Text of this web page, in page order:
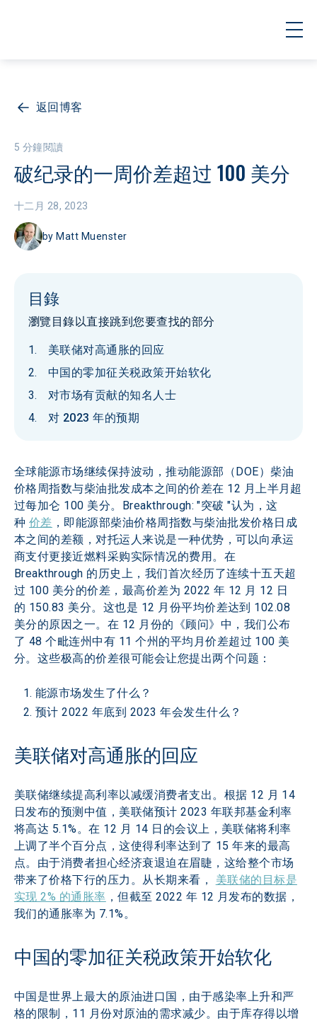
返回博客
5 分鐘閱讀
破纪录的一周价差超过 100 美分
十二月 28, 2023
by Matt Muenster
目錄
瀏覽目錄以直接跳到您要查找的部分
美联储对高通胀的回应
中国的零加征关税政策开始软化
对市场有贡献的知名人士
对 2023 年的预期
全球能源市场继续保持波动，推动能源部（DOE）柴油
价格周指数与柴油批发成本之间的价差在 12 月上半月超
过每加仑 100 美分。Breakthrough: "突破 "认为，这
种 价差 ，即能源部柴油价格周指数与柴油批发价格日成
本之间的差额，对托运人来说是一种优势，可以向承运
商支付更接近燃料采购实际情况的费用。在
Breakthrough 的历史上，我们首次经历了连续十五天超
过 100 美分的价差，最高价差为 2022 年 12 月 12 日
的 150.83 美分。这也是 12 月份平均价差达到 102.08
美分的原因之一。在 12 月份的《顾问》中，我们公布
了 48 个毗连州中有 11 个州的平均月价差超过 100 美
分。这些极高的价差很可能会让您提出两个问题：
能源市场发生了什么？
预计 2022 年底到 2023 年会发生什么？
美联储对高通胀的回应
美联储继续提高利率以减缓消费者支出。根据 12 月 14
日发布的预测中值，美联储预计 2023 年联邦基金利率
将高达 5.1%。在 12 月 14 日的会议上，美联储将利率
上调了半个百分点，这使得利率达到了 15 年来的最高
点。由于消费者担心经济衰退迫在眉睫，这给整个市场
带来了价格下行的压力。从长期来看， 美联储的目标是
实现 2% 的通胀率 ，但截至 2022 年 12 月发布的数据，
我们的通胀率为 7.1%。
中国的零加征关税政策开始软化
中国是世界上最大的原油进口国，由于感染率上升和严
格的限制，11 月份对原油的需求减少。由于库存得以增